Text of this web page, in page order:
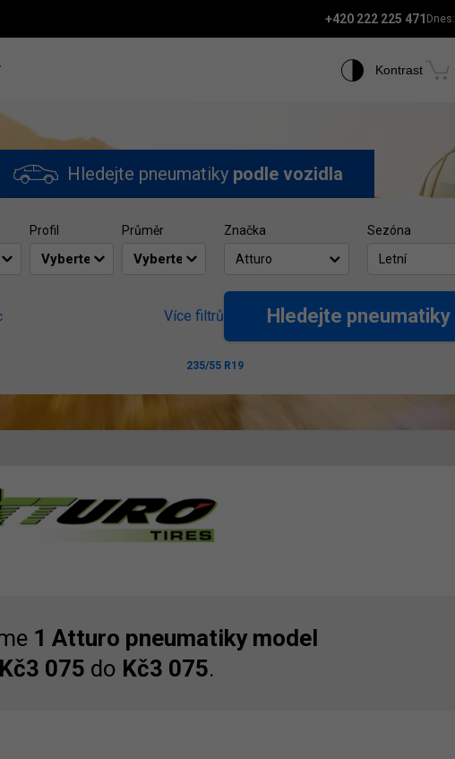
+420 222 225 471 Dnes:
Kontrast
Hledejte pneumatiky podle vozidla
Profil Průměr
Značka
Atturo
Sezóna
Letní
Více filtrů Hledejte pneumatiky
235/55 R19
1 Atturo pneumatiky model
Kč3 075 do Kč3 075.